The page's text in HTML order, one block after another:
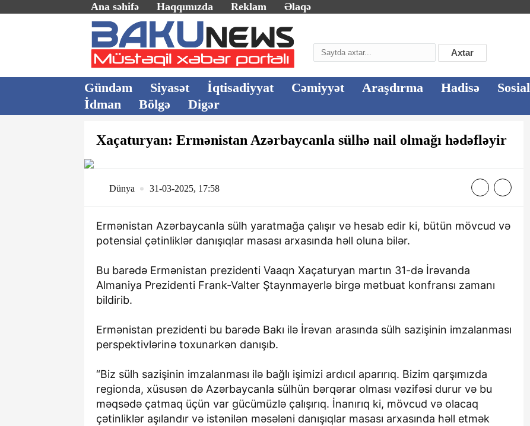
Ana səhifə Haqqımızda Reklam Əlaqə
Axtar
Gündəm Siyasət İqtisadiyyat Cəmiyyət Araşdırma Hadisə Sosial
İdman
Bölgə Digər
Xaçaturyan: Ermənistan Azərbaycanla sülhə nail olmağı hədəfləyir
Dünya 31-03-2025, 17:58
Ermənistan Azərbaycanla sülh yaratmağa çalışır və hesab edir ki, bütün mövcud və
potensial çətinliklər danışıqlar masası arxasında həll oluna bilər.
Bu barədə Ermənistan prezidenti Vaaqn Xaçaturyan martın 31-də İrəvanda
Almaniya Prezidenti Frank-Valter Ştaynmayerlə birgə mətbuat konfransı zamanı
bildirib.
Ermənistan prezidenti bu barədə Bakı ilə İrəvan arasında sülh sazişinin imzalanması
perspektivlərinə toxunarkən danışıb.
“Biz sülh sazişinin imzalanması ilə bağlı işimizi ardıcıl aparırıq. Bizim qarşımızda
regionda, xüsusən də Azərbaycanla sülhün bərqərar olması vəzifəsi durur və bu
məqsədə çatmaq üçün var gücümüzlə çalışırıq. İnanırıq ki, mövcud və olacaq
çətinliklər aşılandır və istənilən məsələni danışıqlar masası arxasında həll etmək